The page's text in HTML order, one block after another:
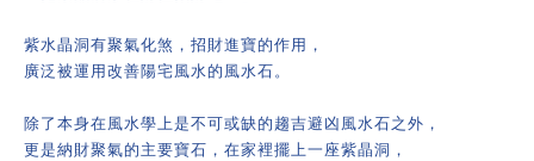
紫水晶洞有聚氣化煞，招財進寶的作用，
廣泛被運用改善陽宅風水的風水石。
除了本身在風水學上是不可或缺的趨吉避凶風水石之外，
更是納財聚氣的主要寶石，在家裡擺上一座紫晶洞，